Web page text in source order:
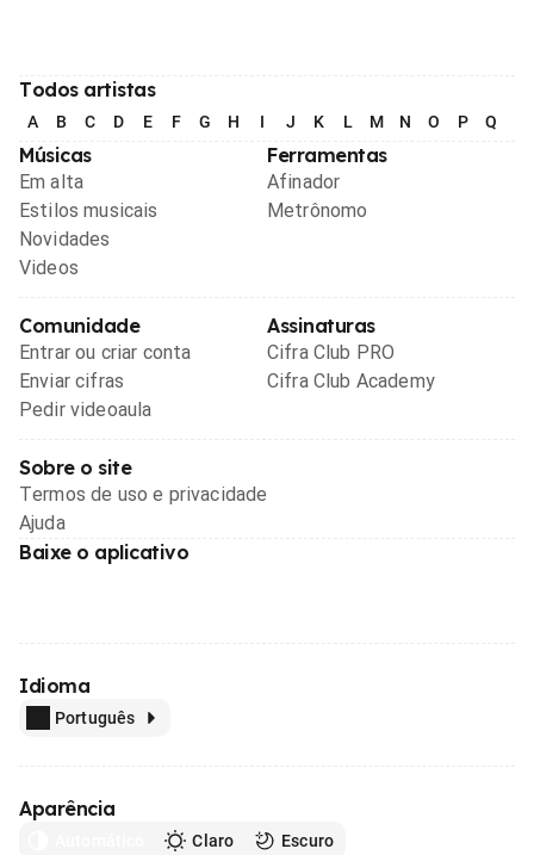
Todos artistas
A B C D E F G H I J K L M N O P Q
Músicas
Em alta
Estilos musicais
Novidades
Videos
Ferramentas
Afinador
Metrônomo
Comunidade
Entrar ou criar conta
Enviar cifras
Pedir videoaula
Assinaturas
Cifra Club PRO
Cifra Club Academy
Sobre o site
Termos de uso e privacidade
Ajuda
Baixe o aplicativo
Idioma
Português
Aparência
Claro Escuro